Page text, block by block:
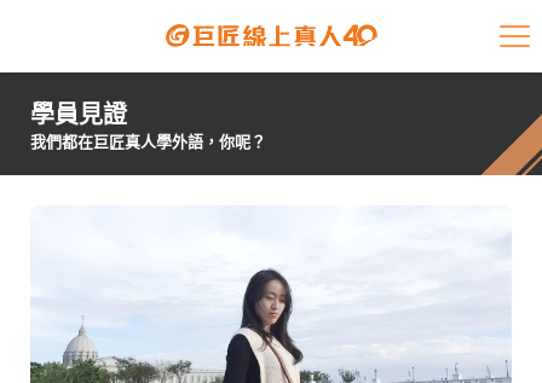
課程介紹
開課查詢
免費資源
學員見證
我們都在巨匠真人學外語，你呢？